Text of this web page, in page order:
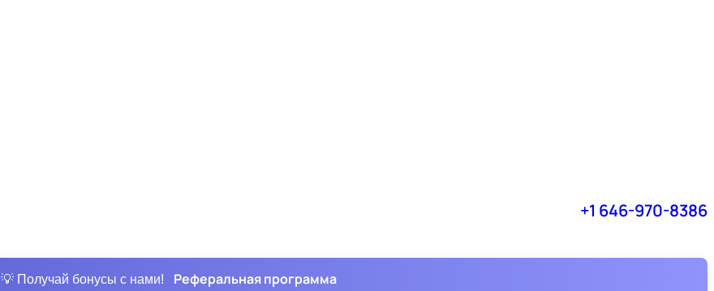
+1 646-970-8386
💡 Получай бонусы с нами! Реферальная программа